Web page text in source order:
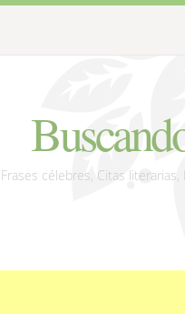
Frases célebres, Citas